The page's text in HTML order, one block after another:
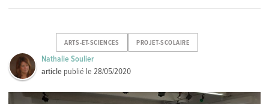
ARTS-ET-SCIENCES PROJET-SCOLAIRE
Nathalie Soulier
article publié le28/05/2020